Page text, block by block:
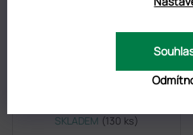
NÁLEPKA ELIPSA - vzorkovník
SKLADEM (130 ks)